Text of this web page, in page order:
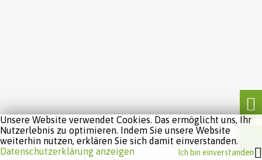
Unsere Website verwendet Cookies. Das ermöglicht uns, Ihr
Nutzerlebnis zu optimieren. Indem Sie unsere Website
weiterhin nutzen, erklären Sie sich damit einverstanden.
Datenschutzerklärung anzeigen
Ich bin einverstanden